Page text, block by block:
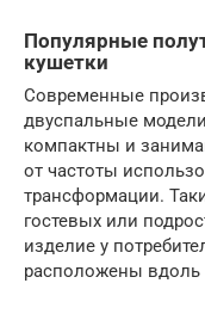
Популярные
кушетки
Современные
двуспальные
компактны и
от частоты
трансформации.
гостевых или
изделие у
расположены